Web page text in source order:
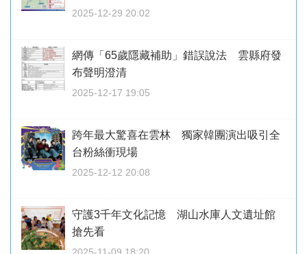
2025-12-29 20:02
網傳「65歲隱藏補助」錯誤說法 雲縣府發
布聲明澄清
2025-12-17 19:05
跨年最大驚喜在雲林 獨家韓團演出吸引全
台粉絲衝現場
2025-12-12 20:08
守護3千年文化記憶 湖山水庫人文遺址館
搶先看